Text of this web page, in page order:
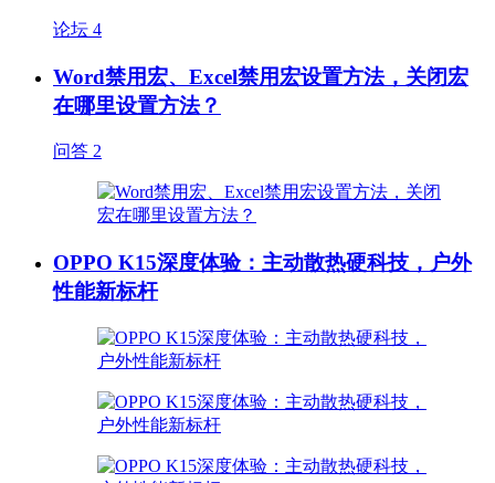
论坛 4
Word禁用宏、Excel禁用宏设置方法，关闭宏
在哪里设置方法？
问答 2
OPPO K15深度体验：主动散热硬科技，户外
性能新标杆